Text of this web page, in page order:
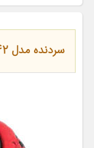
سردنده مدل S142